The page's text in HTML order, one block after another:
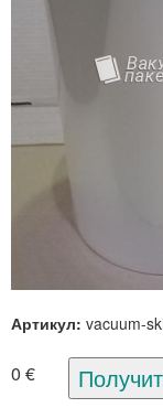
Артикул: vacuum-
0 €